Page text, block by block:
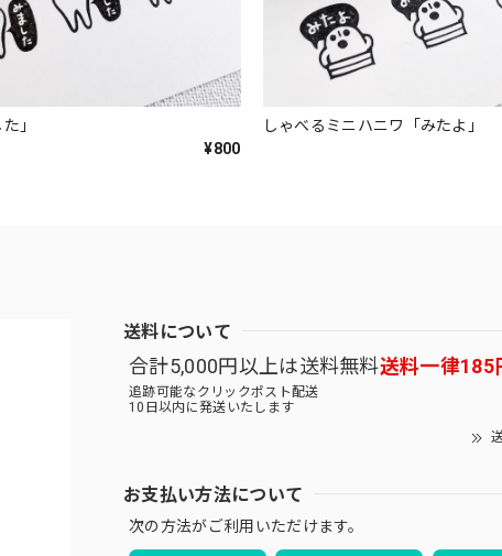
」
¥800
しゃべるミニハニワ「みたよ」
送料について
合計5,000円以上は送料無料送料一律185
追跡可能なクリックポスト配送
10日以内に発送いたします
お支払い方法について
次の方法がご利用いただけます。